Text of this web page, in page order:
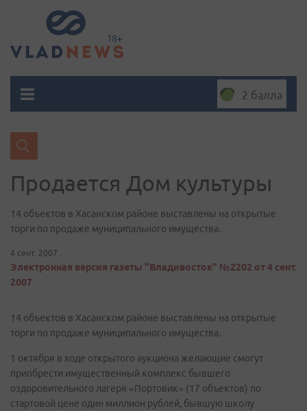
2 балла
Продается Дом культуры
14 объектов в Хасанском районе выставлены на открытые
торги по продаже муниципального имущества.
4 сент. 2007
Электронная версия газеты "Владивосток" №2202 от 4 сент.
2007
14 объектов в Хасанском районе выставлены на открытые
торги по продаже муниципального имущества.
1 октября в ходе открытого аукциона желающие смогут
приобрести имущественный комплекс бывшего
оздоровительного лагеря «Портовик» (17 объектов) по
стартовой цене один миллион рублей, бывшую школу